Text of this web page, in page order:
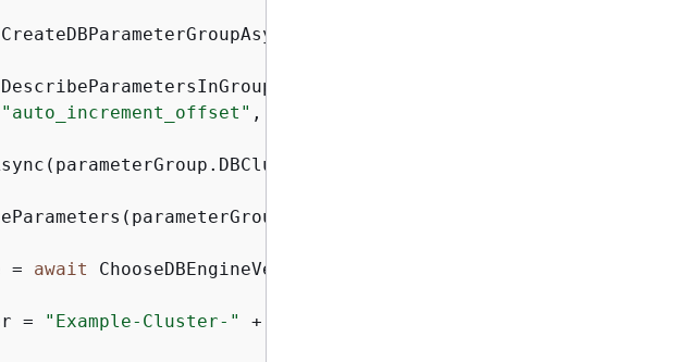
CreateDBParameterGroupAsync(parameterGroupFamily);
"auto_increment_offset" ,
parameters);
= await ChooseDBEngineVersionAsync(parameterGroupFamily);
= "Example-Cluster-" + DateTime.Now.Ticks;